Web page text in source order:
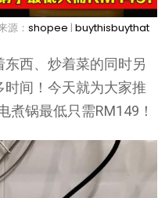
源： shopee | buythisbuythat
西、炒着菜的同时另
间！今天就为大家推
煮锅最低只需RM149！